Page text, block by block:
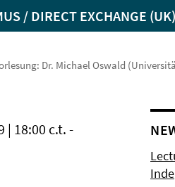
/ DIRECT EXCHANGE (UK)
Dr. Michael Oswald
| 18:00 c.t. -